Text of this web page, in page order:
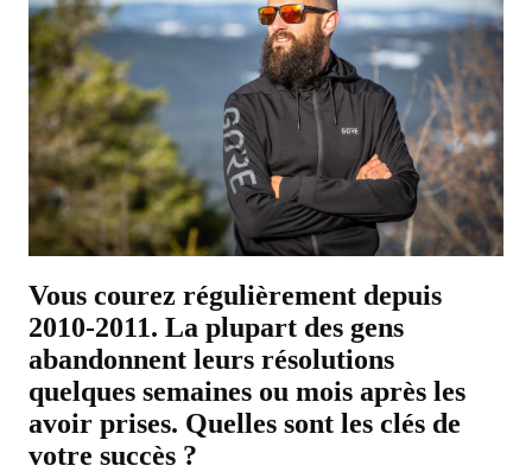
Vous courez régulièrement depuis
2010-2011. La plupart des gens
abandonnent leurs résolutions
quelques semaines ou mois après les
avoir prises. Quelles sont les clés de
votre succès ?